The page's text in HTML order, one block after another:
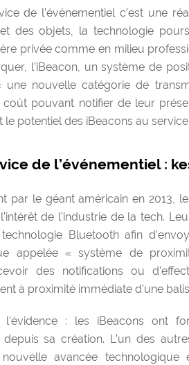
de l’événementiel c’est une
des objets, la technologie
privée comme en milieu
l’iBeacon, un système de
nouvelle catégorie de
pouvant notifier de leur
le potentiel des iBeacons au
de l’événementiel :
par le géant américain en 2013,
de l’industrie de la tech.
Bluetooth afin
appelée « système de
des notifications ou
à proximité immédiate d’une
: les iBeacons ont
sa création. L’un des
avancée technologique